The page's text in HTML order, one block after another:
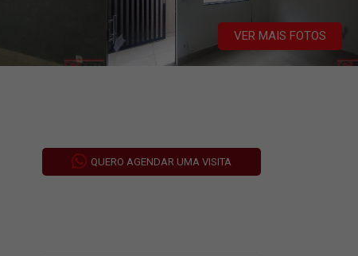
VER MAIS FOTOS
QUERO AGENDAR UMA VISITA